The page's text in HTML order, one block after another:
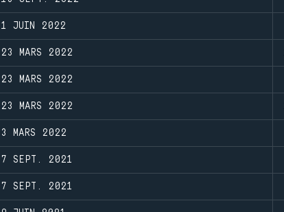
1 JUIN 2022
23 MARS 2022
23 MARS 2022
23 MARS 2022
3 MARS 2022
7 SEPT. 2021
7 SEPT. 2021